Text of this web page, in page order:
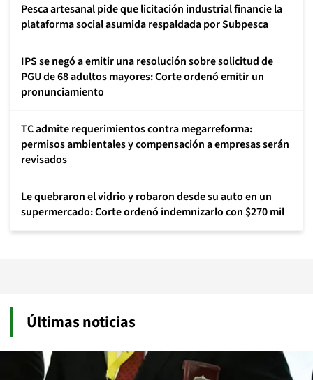
Pesca artesanal pide que licitación industrial financie la
plataforma social asumida respaldada por Subpesca
IPS se negó a emitir una resolución sobre solicitud de
PGU de 68 adultos mayores: Corte ordenó emitir un
pronunciamiento
TC admite requerimientos contra megarreforma:
permisos ambientales y compensación a empresas serán
revisados
Le quebraron el vidrio y robaron desde su auto en un
supermercado: Corte ordenó indemnizarlo con $270 mil
Últimas noticias